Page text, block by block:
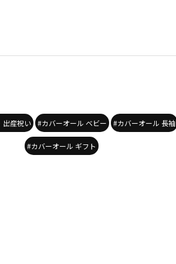
出産祝い #カバーオール ベビー #カバーオール 長袖
#カバーオール ギフト